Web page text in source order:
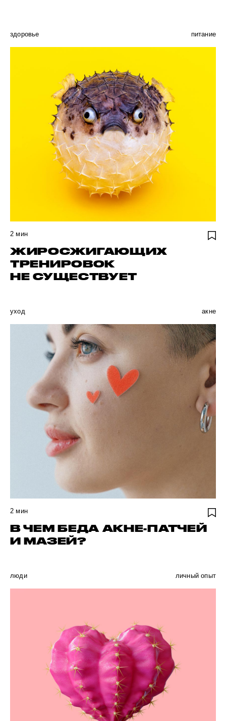
здоровье питание
2 мин
ЖИРОСЖИГАЮЩИХ
ТРЕНИРОВОК
НЕ СУЩЕСТВУЕТ
уход акне
2 мин
В ЧЕМ БЕДА АКНЕ-ПАТЧЕЙ
И МАЗЕЙ?
люди личный опыт